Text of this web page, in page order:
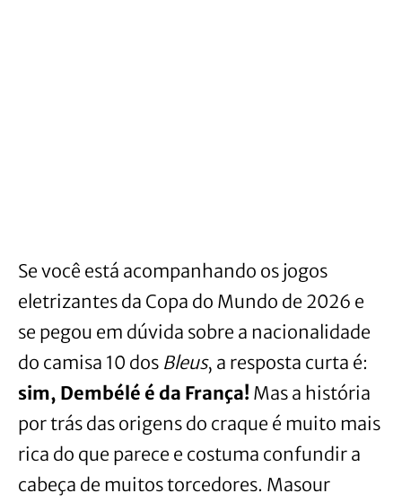
Se você está acompanhando os jogos
eletrizantes da Copa do Mundo de 2026 e
se pegou em dúvida sobre a nacionalidade
do camisa 10 dos Bleus, a resposta curta é:
sim, Dembélé é da França! Mas a história
por trás das origens do craque é muito mais
rica do que parece e costuma confundir a
cabeça de muitos torcedores. Masour